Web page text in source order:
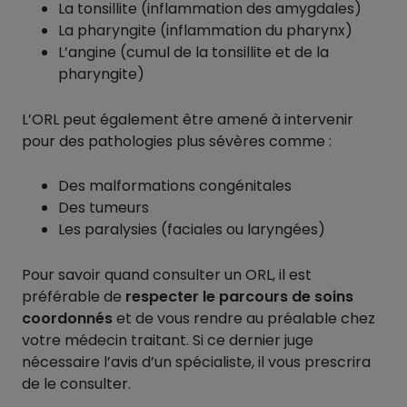
La tonsillite (inflammation des amygdales)
La pharyngite (inflammation du pharynx)
L’angine (cumul de la tonsillite et de la
pharyngite)
L’ORL peut également être amené à intervenir
pour des pathologies plus sévères comme :
Des malformations congénitales
Des tumeurs
Les paralysies (faciales ou laryngées)
Pour savoir quand consulter un ORL, il est
préférable de respecter le parcours de soins
coordonnéset de vous rendre au préalable chez
votre médecin traitant. Si ce dernier juge
nécessaire l’avis d’un spécialiste, il vous prescrira
de le consulter.